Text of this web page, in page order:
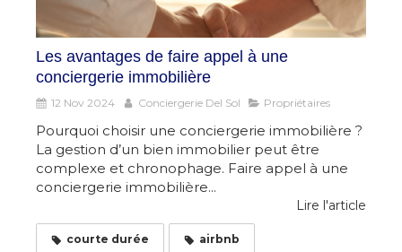
Les avantages de faire appel à une
conciergerie immobilière
12 Nov 2024 Conciergerie Del Sol Propriétaires
Pourquoi choisir une conciergerie immobilière ?
La gestion d’un bien immobilier peut être
complexe et chronophage. Faire appel à une
conciergerie immobilière...
Lire l'article
courte durée airbnb